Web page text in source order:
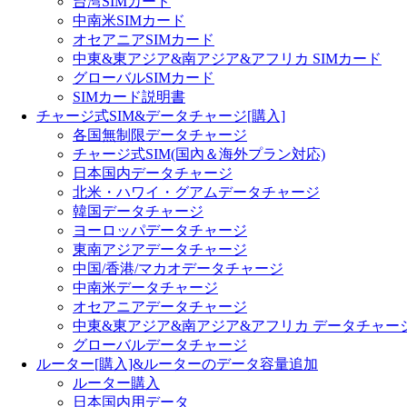
中南米SIMカード
オセアニアSIMカード
中東&東アジア&南アジア&アフリカ SIMカード
グローバルSIMカード
SIMカード説明書
チャージ式SIM&データチャージ[購入]
各国無制限データチャージ
チャージ式SIM(国內＆海外プラン対応)
日本国内データチャージ
北米・ハワイ・グアムデータチャージ
韓国データチャージ
ヨーロッパデータチャージ
東南アジアデータチャージ
中国/香港/マカオデータチャージ
中南米データチャージ
オセアニアデータチャージ
中東&東アジア&南アジア&アフリカ データチャー
グローバルデータチャージ
ルーター[購入]&ルーターのデータ容量追加
ルーター購入
日本国内用データ